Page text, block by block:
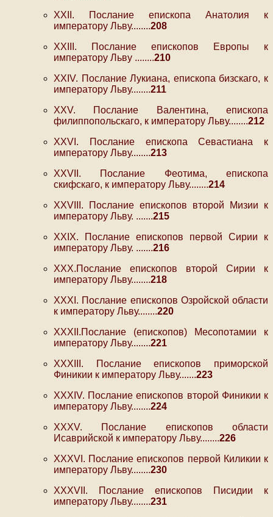
XXII. Послание епископа Анатолия к
императору Льву........208
XXIII. Послание епископов Европы к
императору Льву ........210
XXIV. Послание Лукиана, епископа бизскаго, к
императору Льву........211
XXV. Послание Валентина, епископа
филиппопольскаго, к императору Льву........212
XXVI. Послание епископа Севастиана к
императору Льву........213
ХХVII. Послание Феотима, епископа
скифскаго, к императору Льву........214
ХХVIII. Послание епископов второй Мизии к
императору Льву. .......215
XXIX. Послание епископов первой Сирии к
императору Льву. .......216
XXX.Послание епископов второй Сирии к
императору Льву........218
ХХХI. Послание епископов Озройской области
к императору Льву........220
XXXII.Послание (епископов) Месопотамии к
императору Льву........221
XXXIII. Послание епископов приморской
Финикии к императору Льву.......223
XXXIV. Послание епископов второй Финикии к
императору Льву........224
XXXV. Послание епископов области
Исаврийской к императору Льву........226
XXXVI. Послание епископов первой Киликии к
императору Льву........230
XXXVII. Послание епископов Писидии к
императору Льву........231